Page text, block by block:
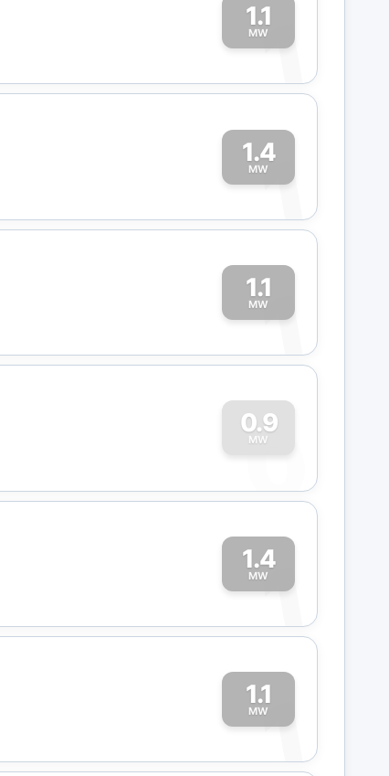
1.1
MW
1
1.4
MW
1
1.1
MW
1
0.9
MW
0
1.4
MW
1
1.1
MW
1